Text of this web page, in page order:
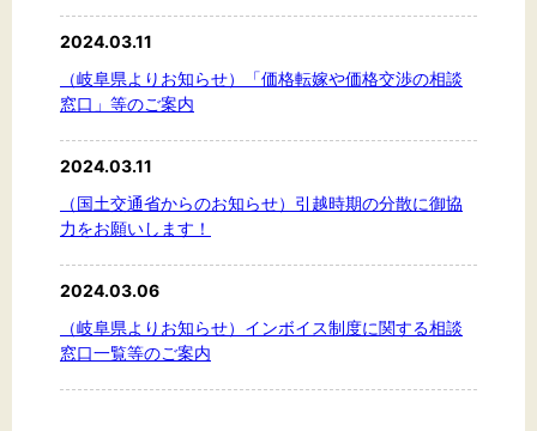
2024.03.11
（岐阜県よりお知らせ）「価格転嫁や価格交渉の相談
窓口」等のご案内
2024.03.11
（国土交通省からのお知らせ）引越時期の分散に御協
力をお願いします！
2024.03.06
（岐阜県よりお知らせ）インボイス制度に関する相談
窓口一覧等のご案内